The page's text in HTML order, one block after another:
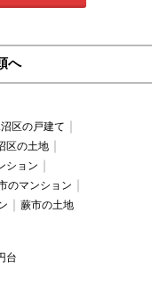
へ
区の戸建て
区の土地
ション
のマンション
蕨市の土地
台